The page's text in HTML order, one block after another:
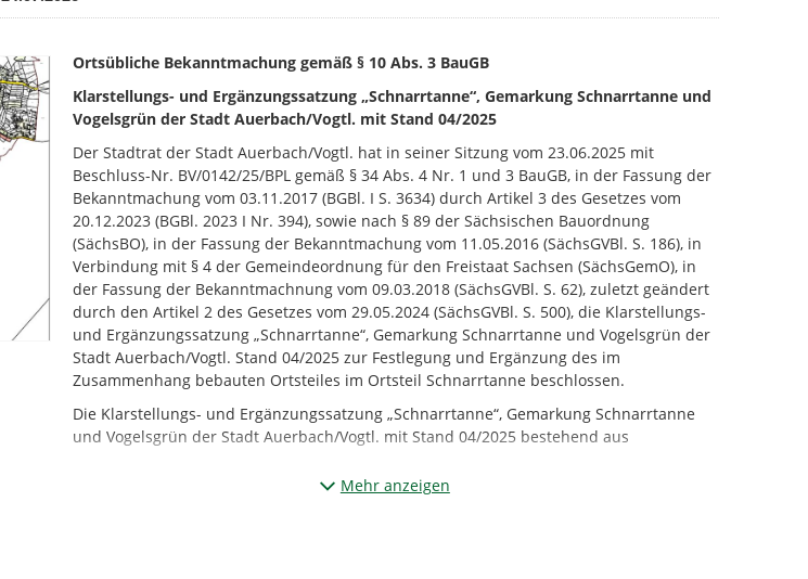
Ortsübliche Bekanntmachung gemäß § 10 Abs. 3 BauGB
Klarstellungs- und Ergänzungssatzung „Schnarrtanne“, Gemarkung Schnarrtanne und
Vogelsgrün der Stadt Auerbach/Vogtl. mit Stand 04/2025
Der Stadtrat der Stadt Auerbach/Vogtl. hat in seiner Sitzung vom 23.06.2025 mit
Beschluss-Nr. BV/0142/25/BPL gemäß § 34 Abs. 4 Nr. 1 und 3 BauGB, in der Fassung der
Bekanntmachung vom 03.11.2017 (BGBl. I S. 3634) durch Artikel 3 des Gesetzes vom
20.12.2023 (BGBl. 2023 I Nr. 394), sowie nach § 89 der Sächsischen Bauordnung
(SächsBO), in der Fassung der Bekanntmachung vom 11.05.2016 (SächsGVBl. S. 186), in
Verbindung mit § 4 der Gemeindeordnung für den Freistaat Sachsen (SächsGemO), in
der Fassung der Bekanntmachnung vom 09.03.2018 (SächsGVBl. S. 62), zuletzt geändert
durch den Artikel 2 des Gesetzes vom 29.05.2024 (SächsGVBl. S. 500), die Klarstellungs-
und Ergänzungssatzung „Schnarrtanne“, Gemarkung Schnarrtanne und Vogelsgrün der
Stadt Auerbach/Vogtl. Stand 04/2025 zur Festlegung und Ergänzung des im
Zusammenhang bebauten Ortsteiles im Ortsteil Schnarrtanne beschlossen.
Die Klarstellungs- und Ergänzungssatzung „Schnarrtanne“, Gemarkung Schnarrtanne
und Vogelsgrün der Stadt Auerbach/Vogtl. mit Stand 04/2025 bestehend aus
Teil B – textliche Festsetzungen Mehr anzeigen